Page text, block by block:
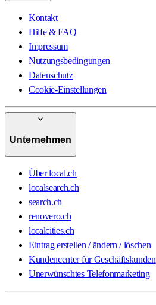
Kontakt
Hilfe & FAQ
Impressum
Nutzungsbedingungen
Datenschutz
Cookie-Einstellungen
Unternehmen
Über local.ch
localsearch.ch
search.ch
renovero.ch
localcities.ch
Eintrag erstellen / ändern / löschen
Kundencenter für Geschäftskunden
Unerwünschtes Telefonmarketing